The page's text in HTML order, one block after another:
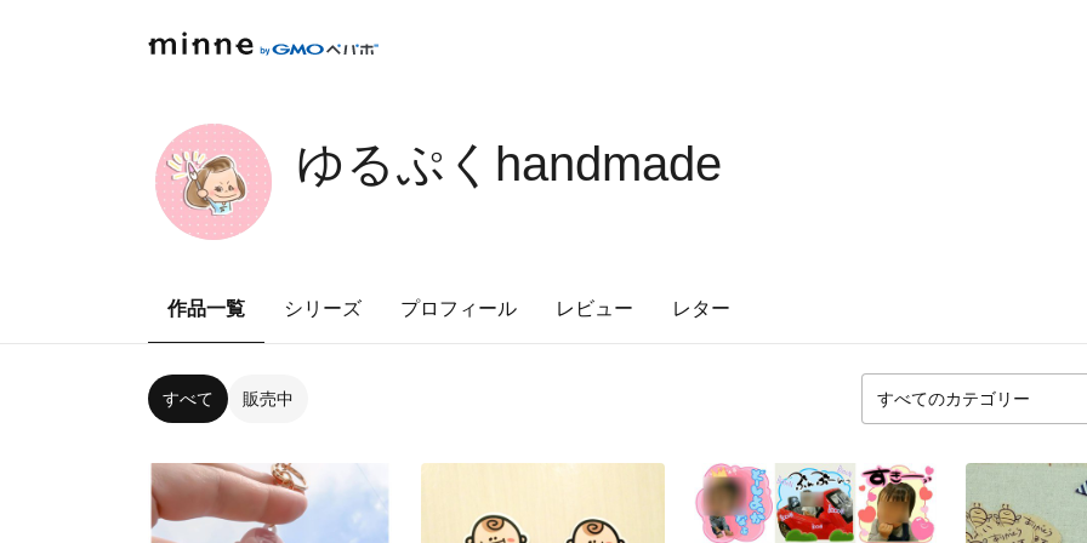
ゆるぷくhandmade
作品一覧 シリーズ プロフィール レビュー レター
すべて 販売中